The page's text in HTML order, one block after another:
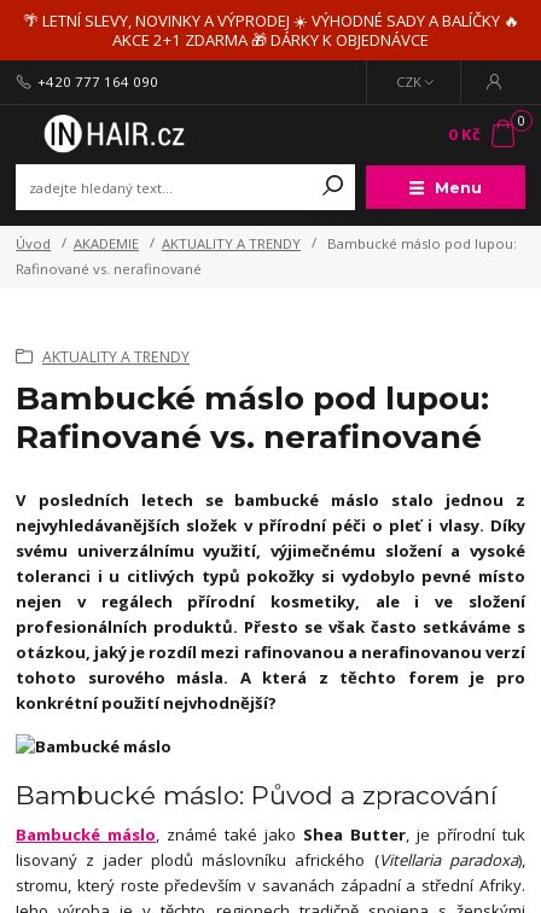
🌴 LETNÍ SLEVY, NOVINKY A VÝPRODEJ ☀️ VÝHODNÉ SADY A BALÍČKY 🔥
AKCE 2+1 ZDARMA 🎁 DÁRKY K OBJEDNÁVCE
Menu
CZK
+420 777 164 090
0
0 Kč
Úvod AKADEMIE AKTUALITY A TRENDY
Bambucké máslo pod lupou:
Rafinované vs. nerafinované
AKTUALITY A TRENDY
Bambucké máslo pod lupou:
Rafinované vs. nerafinované
V posledních letech se bambucké máslo stalo jednou z
nejvyhledávanějších složek v přírodní péči o pleť i vlasy. Díky
svému univerzálnímu využití, výjimečnému složení a vysoké
toleranci i u citlivých typů pokožky si vydobylo pevné místo
nejen v regálech přírodní kosmetiky, ale i ve složení
profesionálních produktů. Přesto se však často setkáváme s
otázkou, jaký je rozdíl mezi rafinovanou a nerafinovanou verzí
tohoto surového másla. A která z těchto forem je pro
konkrétní použití nejvhodnější?
Bambucké máslo: Původ a zpracování
Bambucké máslo, známé také jako Shea Butter, je přírodní tuk
lisovaný z jader plodů máslovníku afrického (Vitellaria paradoxa),
stromu, který roste především v savanách západní a střední Afriky.